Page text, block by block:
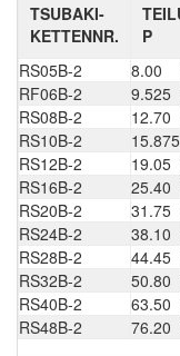
TSUBAKI-
KETTENNR.
P
RS05B-2
8.00
RF06B-2
9.525
RS08B-2
12.70
RS10B-2
15.875
RS12B-2
19.05
RS16B-2
25.40
RS20B-2
31.75
RS24B-2
38.10
RS28B-2
44.45
RS32B-2
50.80
RS40B-2
63.50
RS48B-2
76.20